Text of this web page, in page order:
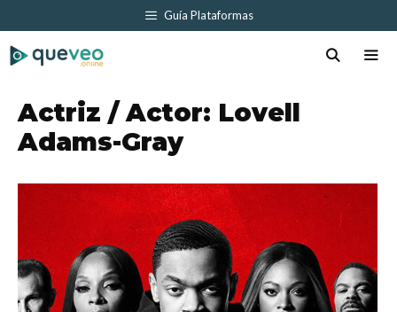
al
contenido
Guía Plataformas
Actriz / Actor: Lovell
Adams-Gray